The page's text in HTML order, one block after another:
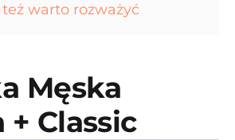
też warto rozważyć
Męska
+ Classic